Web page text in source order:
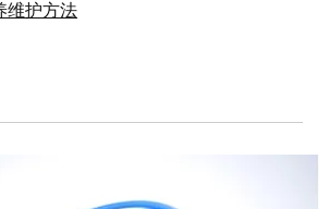
维护方法